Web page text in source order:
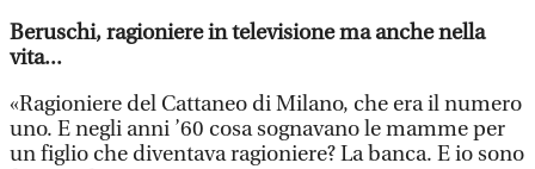
Beruschi, ragioniere in televisione ma anche nella
vita...
«Ragioniere del Cattaneo di Milano, che era il numero
uno. E negli anni ’60 cosa sognavano le mamme per
un figlio che diventava ragioniere? La banca. E io sono